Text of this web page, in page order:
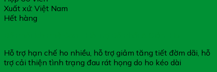
Xuất xứ: Việt Nam
Hết hàng
Hỗ trợ hạn chế ho nhiều, hỗ trợ giảm tăng tiết đờm dãi, hỗ
trợ cải thiện tình trạng đau rát họng do ho kéo dài